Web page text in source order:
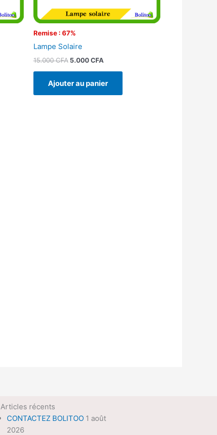
Remise : 67%
Lampe Solaire
15.000CFA 5.000CFA
Ajouter au panier
récents
CONTACTEZ BOLITOO 1 août
2026